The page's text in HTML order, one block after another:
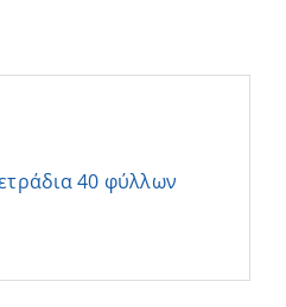
40 φύλλων